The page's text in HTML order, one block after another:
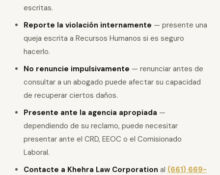
escritas.
Reporte la violación internamente — presente una
queja escrita a Recursos Humanos si es seguro
hacerlo.
No renuncie impulsivamente — renunciar antes de
consultar a un abogado puede afectar su capacidad
de recuperar ciertos daños.
Presente ante la agencia apropiada —
dependiendo de su reclamo, puede necesitar
presentar ante el CRD, EEOC o el Comisionado
Laboral.
Contacte a Khehra Law Corporation al (661) 669-